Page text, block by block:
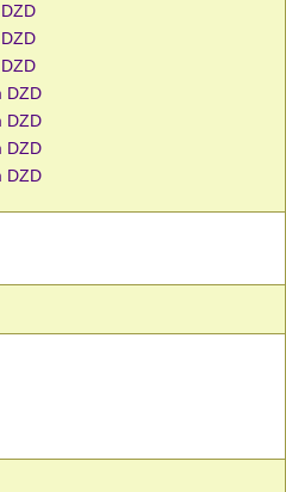
DZD
DZD
DZD
DZD